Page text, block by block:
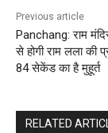
Previous article
Panchang: राम
से होगी राम लला की
84 सेकेंड का है मुहूर्त
RELATED